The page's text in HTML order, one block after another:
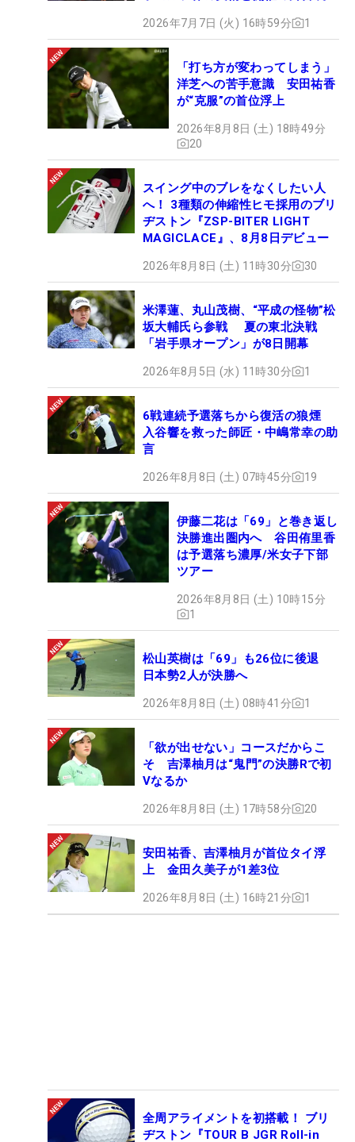
2026年7月7日 (火) 16時59分 1
「打ち方が変わってしまう」
洋芝への苦手意識 安田祐香
が“克服”の首位浮上
2026年8月8日 (土) 18時49分
20
スイング中のブレをなくしたい人
へ！ 3種類の伸縮性ヒモ採用のブリ
ヂストン『ZSP-BITER LIGHT
MAGICLACE』、8月8日デビュー
2026年8月8日 (土) 11時30分 30
米澤蓮、丸山茂樹、“平成の怪物”松
坂大輔氏ら参戦 夏の東北決戦
「岩手県オープン」が8日開幕
2026年8月5日 (水) 11時30分 1
6戦連続予選落ちから復活の狼煙
入谷響を救った師匠・中嶋常幸の助
言
2026年8月8日 (土) 07時45分 19
伊藤二花は「69」と巻き返し
決勝進出圏内へ 谷田侑里香
は予選落ち濃厚/米女子下部
ツアー
2026年8月8日 (土) 10時15分
1
松山英樹は「69」も26位に後退
日本勢2人が決勝へ
2026年8月8日 (土) 08時41分 1
「欲が出せない」コースだからこ
そ 吉澤柚月は“鬼門”の決勝Rで初
Vなるか
2026年8月8日 (土) 17時58分 20
安田祐香、吉澤柚月が首位タイ浮
上 金田久美子が1差3位
2026年8月8日 (土) 16時21分 1
全周アライメントを初搭載！ ブリ
ヂストン『TOUR B JGR Roll-in